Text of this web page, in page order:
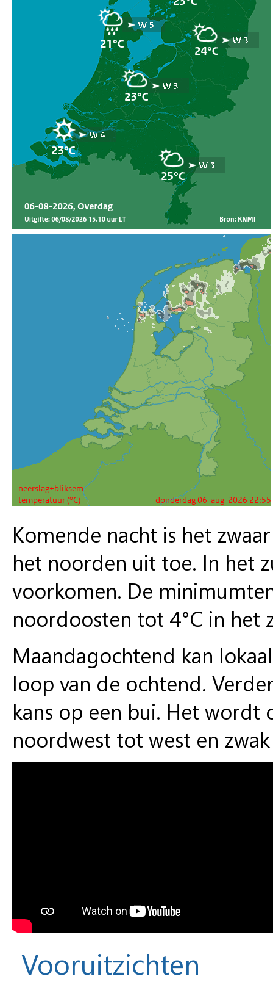
Komende nacht is het
het noorden uit toe. In het
voorkomen. De
noordoosten tot 4°C in het
Maandagochtend kan
loop van de ochtend.
kans op een bui. Het wordt
noordwest tot west en
Vooruitzichten